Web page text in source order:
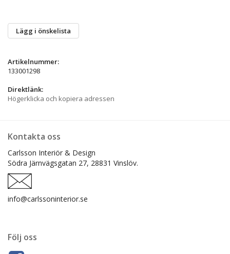
Lägg i önskelista
Artikelnummer:
133001298
Direktlänk:
Högerklicka och kopiera adressen
Kontakta oss
Carlsson Interiör & Design
Södra Järnvägsgatan 27, 28831 Vinslöv.
info@carlssoninterior.se
Följ oss